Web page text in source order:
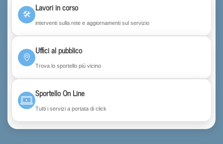
🛠
Lavori in corso
interventi sulla rete e aggiornamenti sul servizio
Uffici al pubblico
Trova lo sportello più vicino
Sportello On Line
Tutti i servizi a portata di click